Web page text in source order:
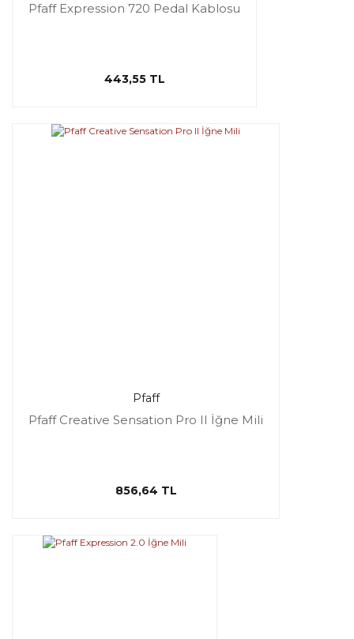
Pfaff Expression 720 Pedal Kablosu
443,55 TL
Pfaff
Pfaff Creative Sensation Pro II İğne Mili
856,64 TL